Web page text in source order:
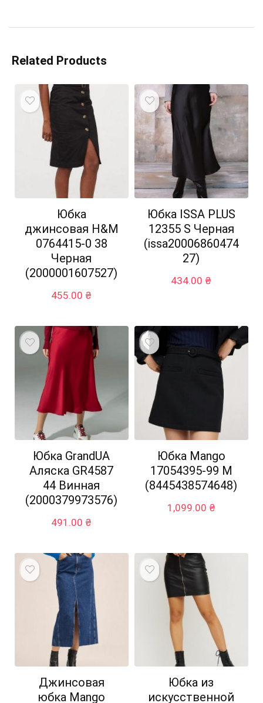
Related Products
Юбка
джинсовая H&M
0764415-0 38
Черная
(2000001607527)
455.00 ₴
Юбка ISSA PLUS
12355 S Черная
(issa20006860474
27)
434.00 ₴
Юбка GrandUA
Аляска GR4587
44 Винная
(2000379973576)
491.00 ₴
Юбка Mango
17054395-99 M
(8445438574648)
1,099.00 ₴
Джинсовая
юбка Mango
Юбка из
искусственной